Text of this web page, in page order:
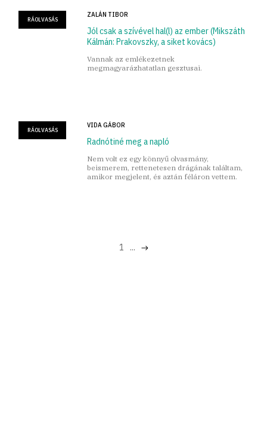
RÁOLVASÁS
ZALÁN TIBOR
Jól csak a szívével hal(l) az ember (Mikszáth
Kálmán: Prakovszky, a siket kovács)
Vannak az emlékezetnek
megmagyarázhatatlan gesztusai.
RÁOLVASÁS
VIDA GÁBOR
Radnótiné meg a napló
Nem volt ez egy könnyű olvasmány,
beismerem, rettenetesen drágának találtam,
amikor megjelent, és aztán féláron vettem.
1 ...